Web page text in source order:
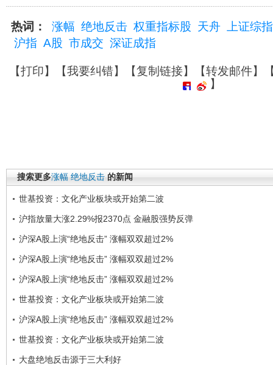
热词： 涨幅 绝地反击 权重指标股 天舟
上证综指
沪指 A股 市成交 深证成指
【打印】【我要纠错】【复制链接】【转发邮件】
】
搜索更多涨幅 绝地反击 的新闻
世基投资：文化产业板块或开始第二波
沪指放量大涨2.29%报2370点 金融股强势反弹
沪深A股上演“绝地反击” 涨幅双双超过2%
沪深A股上演“绝地反击” 涨幅双双超过2%
沪深A股上演“绝地反击” 涨幅双双超过2%
世基投资：文化产业板块或开始第二波
沪深A股上演“绝地反击” 涨幅双双超过2%
世基投资：文化产业板块或开始第二波
大盘绝地反击源于三大利好